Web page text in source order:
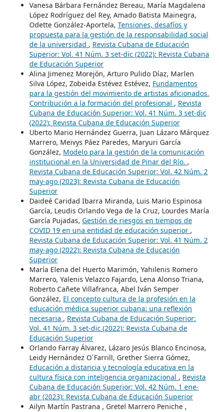
Vanesa Bárbara Fernández Bereau, María Magdalena
López Rodríguez del Rey, Amado Batista Mainegra,
Odette González-Aportela, Tensiones, desafíos y
propuesta para la gestión de la responsabilidad social
de la universidad , Revista Cubana de Educación
Superior: Vol. 41 Núm. 3 set-dic (2022): Revista Cubana
de Educación Superior
Alina Jimenez Morejón, Arturo Pulido Díaz, Marlen
Silva López, Zobeida Estévez Estévez, Fundamentos
para la gestión del movimiento de artistas aficionados.
Contribución a la formación del profesional , Revista
Cubana de Educación Superior: Vol. 41 Núm. 3 set-dic
(2022): Revista Cubana de Educación Superior
Uberto Mario Hernández Guerra, Juan Lázaro Márquez
Marrero, Meivys Páez Paredes, Maryuri García
González, Modelo para la gestión de la comunicación
institucional en la Universidad de Pinar del Río. ,
Revista Cubana de Educación Superior: Vol. 42 Núm. 2
may-ago (2023): Revista Cubana de Educación
Superior
Daideé Caridad Ibarra Miranda, Luis Mario Espinosa
García, Leudis Orlando Vega de la Cruz, Lourdes María
García Pujadas, Gestión de riesgos en tiempos de
COVID 19 en una entidad de educación superior ,
Revista Cubana de Educación Superior: Vol. 41 Núm. 2
may-ago (2022): Revista Cubana de Educación
Superior
María Elena del Huerto Marimón, Yahilenis Romero
Marrero, Yalenis Velazco Fajardo, Lena Alonso Triana,
Roberto Cañete Villafranca, Abel Iván Semper
González, El concepto cultura de la profesión en la
educación médica superior cubana: una reflexión
necesaria , Revista Cubana de Educación Superior:
Vol. 41 Núm. 3 set-dic (2022): Revista Cubana de
Educación Superior
Orlando Farray Álvarez, Lázaro Jesús Blanco Encinosa,
Leidy Hernández O´Farrill, Grether Sierra Gómez,
Educación a distancia y tecnología educativa en la
cultura física con inteligencia organizacional , Revista
Cubana de Educación Superior: Vol. 42 Núm. 1 ene-
abr (2023): Revista Cubana de Educación Superior
Ailyn Martín Pastrana , Gretel Marrero Peniche ,